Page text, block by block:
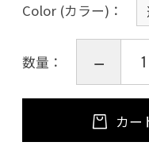
Color (カラー)
数量：
カー